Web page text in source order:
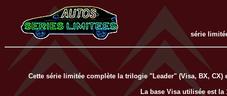
série
Cette série limitée complète la trilogie "Leader" (Visa, BX,
La base Visa utilisée est